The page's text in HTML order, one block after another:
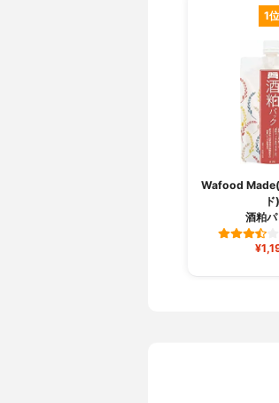
1位
Wafood Made(
ド)
酒粕パ